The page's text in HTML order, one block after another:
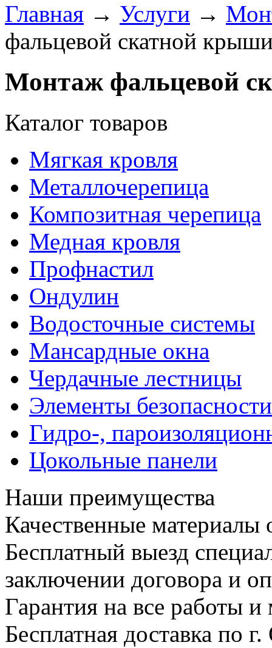
Главная → Услуги →
фальцевой скатной
Монтаж фальцевой
Каталог товаров
Мягкая кровля
Металлочерепица
Композитная черепица
Медная кровля
Профнастил
Ондулин
Водосточные системы
Мансардные окна
Чердачные лестницы
Элементы
Гидро-,
Цокольные панели
Наши преимущества
Качественные материалы
Бесплатный выезд
заключении договора и
Гарантия на все работы и
Бесплатная доставка по